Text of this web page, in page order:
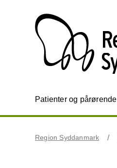
Patienter og pårørende
Region Syddanmark